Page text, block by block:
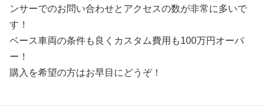
ンサーでのお問い合わせとアクセスの数が非常に多いで
す！
ベース車両の条件も良くカスタム費用も100万円オーバ
ー！
購入を希望の方はお早目にどうぞ！